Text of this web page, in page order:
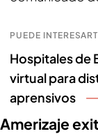
PUEDE
Hospitales de
virtual para
aprensivos
Amerizaje